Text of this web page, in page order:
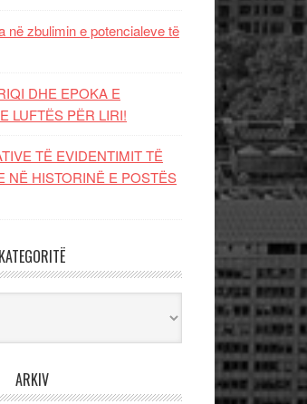
në zbulimin e potencialeve të
DHE EPOKA E
LUFTЁS PЁR LIRI!
TË EVIDENTIMIT TË
NË HISTORINË E POSTËS
KATEGORITË
ARKIV